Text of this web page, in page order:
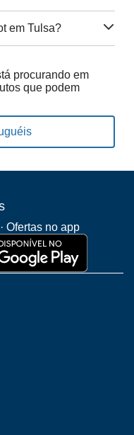
em Tulsa?
procurando em
que podem
Ofertas no app